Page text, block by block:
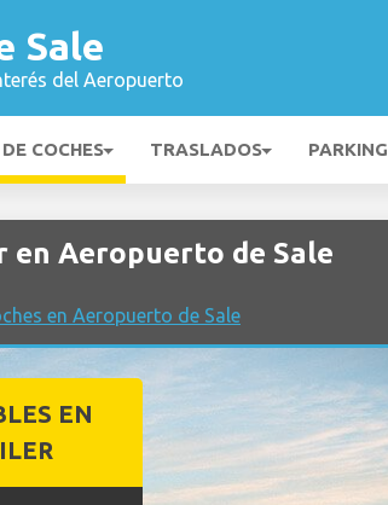
Sale
del Aeropuerto
COCHES TRASLADOS PARKING
en Aeropuerto de Sale
en Aeropuerto de Sale
EN